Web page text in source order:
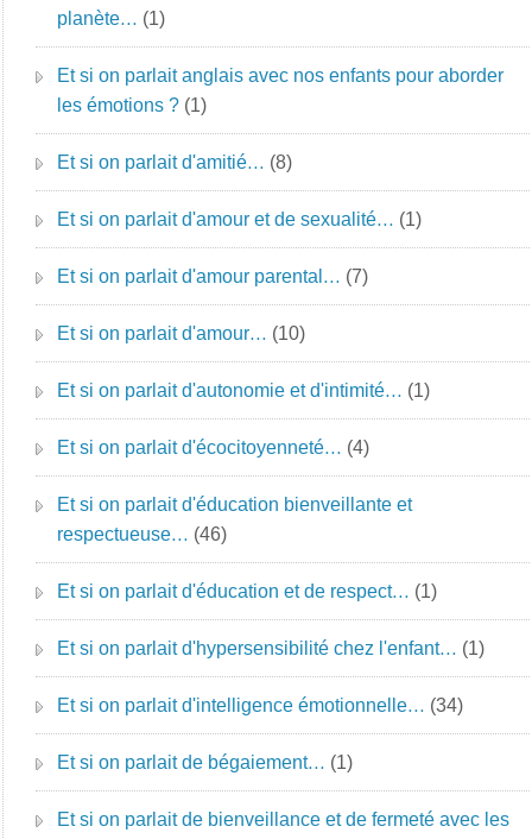
planète… (1)
Et si on parlait anglais avec nos enfants pour aborder
les émotions ? (1)
Et si on parlait d'amitié… (8)
Et si on parlait d'amour et de sexualité… (1)
Et si on parlait d'amour parental… (7)
Et si on parlait d'amour… (10)
Et si on parlait d'autonomie et d'intimité… (1)
Et si on parlait d'écocitoyenneté… (4)
Et si on parlait d'éducation bienveillante et
respectueuse… (46)
Et si on parlait d'éducation et de respect… (1)
Et si on parlait d'hypersensibilité chez l'enfant… (1)
Et si on parlait d'intelligence émotionnelle… (34)
Et si on parlait de bégaiement… (1)
Et si on parlait de bienveillance et de fermeté avec les